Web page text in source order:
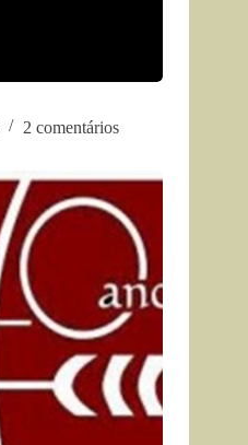
2 comentários